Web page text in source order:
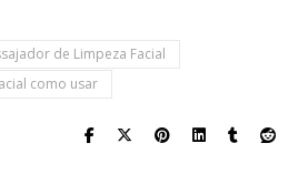
de Limpeza Facial
como usar